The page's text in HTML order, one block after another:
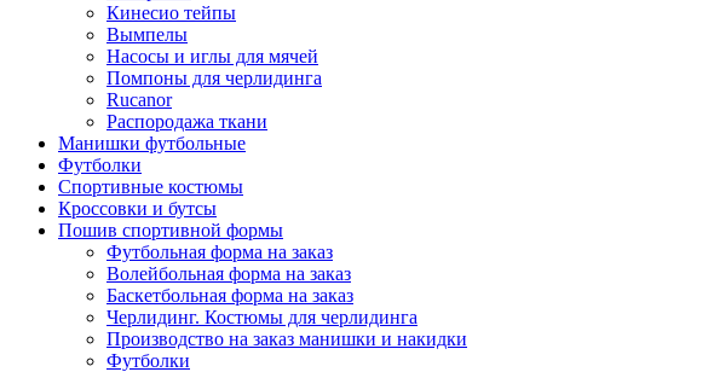
Кинесио тейпы
Вымпелы
Насосы и иглы для мячей
Помпоны для черлидинга
Rucanor
Распородажа ткани
Манишки футбольные
Футболки
Спортивные костюмы
Кроссовки и бутсы
Пошив спортивной формы
Футбольная форма на заказ
Волейбольная форма на заказ
Баскетбольная форма на заказ
Черлидинг. Костюмы для черлидинга
Производство на заказ манишки и накидки
Футболки